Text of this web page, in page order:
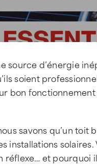
source d’énergie
soient
bon
savons qu’un
installations
réflexe… et pourquoi